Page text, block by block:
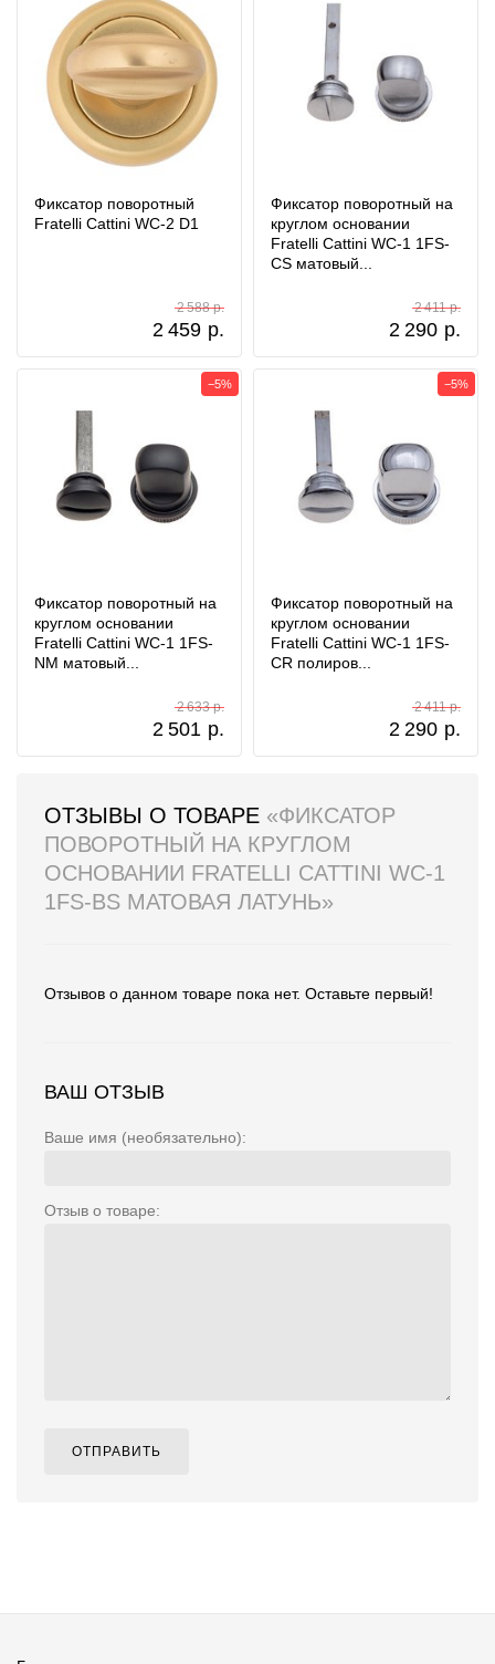
Фиксатор поворотный
Fratelli Cattini WC-2 D1
2 459 р.
2 588 р.
Фиксатор поворотный на
круглом основании
Fratelli Cattini WC-1 1FS-
CS матовый...
2 290 р.
2 411 р.
Фиксатор поворотный на
круглом основании
Fratelli Cattini WC-1 1FS-
NM матовый...
2 501 р.
2 633 р.
−5%
Фиксатор поворотный на
круглом основании
Fratelli Cattini WC-1 1FS-
CR полиров...
2 290 р.
2 411 р.
−5%
ОТЗЫВЫ О ТОВАРЕ «ФИКСАТОР
ПОВОРОТНЫЙ НА КРУГЛОМ
ОСНОВАНИИ FRATELLI CATTINI WC-1
1FS-BS МАТОВАЯ ЛАТУНЬ»
Отзывов о данном товаре пока нет. Оставьте первый!
ВАШ ОТЗЫВ
Ваше имя (необязательно):
Отзыв о товаре:
ОТПРАВИТЬ